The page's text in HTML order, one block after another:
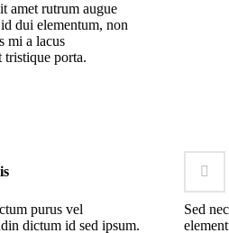
amet rutrum augue
dui elementum, non
mi a lacus
tristique porta.
purus vel
dictum id sed ipsum.
Sed